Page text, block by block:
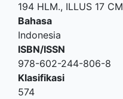
194 HLM., ILLUS 17 CM
Bahasa
Indonesia
ISBN/ISSN
978-602-244-806-8
Klasifikasi
574